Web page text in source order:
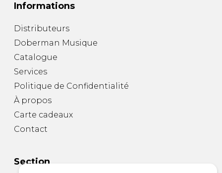
Informations
Distributeurs
Doberman Musique
Catalogue
Services
Politique de Confidentialité
À propos
Carte cadeaux
Contact
Section